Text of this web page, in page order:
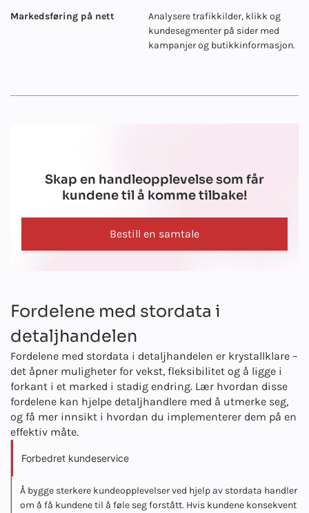
Markedsføring på nett
Analysere trafikkilder, klikk og
kundesegmenter på sider med
kampanjer og butikkinformasjon.
Skap en handleopplevelse som får
kundene til å komme tilbake!
Bestill en samtale
Fordelene med stordata i
detaljhandelen
Fordelene med stordata i detaljhandelen er krystallklare –
det åpner muligheter for vekst, fleksibilitet og å ligge i
forkant i et marked i stadig endring. Lær hvordan disse
fordelene kan hjelpe detaljhandlere med å utmerke seg,
og få mer innsikt i hvordan du implementerer dem på en
effektiv måte.
Forbedret kundeservice
Å bygge sterkere kundeopplevelser ved hjelp av stordata handler
om å få kundene til å føle seg forstått. Hvis kundene konsekvent